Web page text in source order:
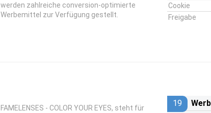
werden zahlreiche conversion-optimierte
Werbemittel zur Verfügung gestellt.
Cookie
Freigabe
FAMELENSES - COLOR YOUR EYES, steht für
19